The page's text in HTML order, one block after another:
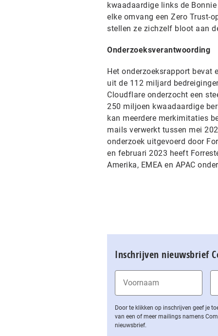
kwaadaardige links de
elke omvang een Zero Trust-
stellen ze zichzelf bloot aan
Onderzoeksverantwoording
Het onderzoeksrapport bevat
uit de 112 miljard
Cloudflare onderzocht een
250 miljoen kwaadaardige
kan meerdere merkimitaties
mails verwerkt tussen mei
onderzoek uitgevoerd door
en februari 2023 heeft
Amerika, EMEA en APAC
Inschrijven nieuwsbrief
Door te klikken op inschrijven geef je
van een of meer mailings namens
nieuwsbrief.